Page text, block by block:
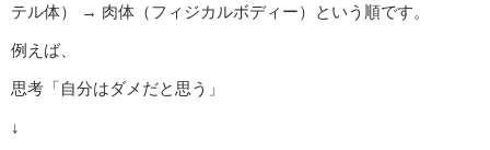
テル体） → 肉体（フィジカルボディー）という順です。
例えば、
思考「自分はダメだと思う」
↓